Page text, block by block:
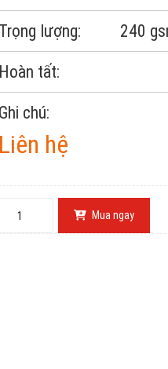
Trọng lượng: 240
Hoàn tất:
Ghi chú:
Liên hệ
Mua ngay